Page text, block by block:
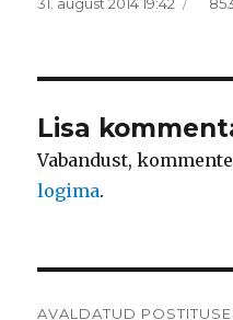
Lisa
Vabandust,
logima.
AVALDATUD